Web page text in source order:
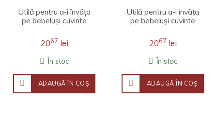
Utilă pentru a-i învăța
pe bebeluși cuvinte
zece legume – câte o
imagine pe fie..
2067 lei
În stoc
ADAUGĂ ÎN COŞ
Utilă pentru a-i învăța
pe bebeluși cuvinte
zece imagini cu
viețuitoare sau alt..
2067 lei
În stoc
ADAUGĂ ÎN COŞ